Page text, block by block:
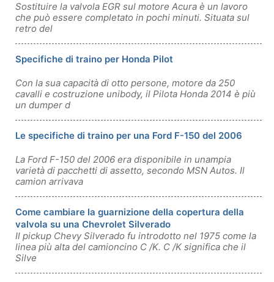
Sostituire la valvola EGR sul motore Acura è un lavoro
che può essere completato in pochi minuti. Situata sul
retro del
Specifiche di traino per Honda Pilot
Con la sua capacità di otto persone, motore da 250
cavalli e costruzione unibody, il Pilota Honda 2014 è più
un dumper d
Le specifiche di traino per una Ford F-150 del 2006
La Ford F-150 del 2006 era disponibile in unampia
varietà di pacchetti di assetto, secondo MSN Autos. Il
camion arrivava
Come cambiare la guarnizione della copertura della
valvola su una Chevrolet Silverado
Il pickup Chevy Silverado fu introdotto nel 1975 come la
linea più alta del camioncino C /K. C /K significa che il
Silve